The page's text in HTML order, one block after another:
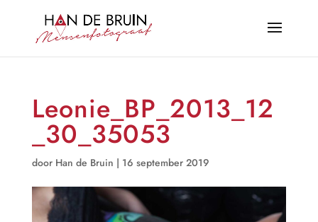
Leonie_BP_2013_12
_30_35053
door Han de Bruin | 16 september 2019